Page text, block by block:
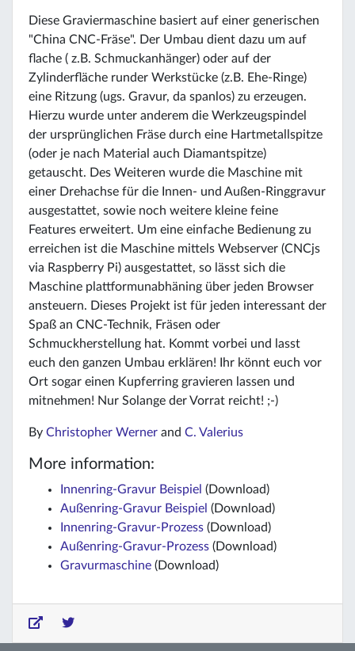
Diese Graviermaschine basiert auf einer generischen
"China CNC-Fräse". Der Umbau dient dazu um auf
flache ( z.B. Schmuckanhänger) oder auf der
Zylinderfläche runder Werkstücke (z.B. Ehe-Ringe)
eine Ritzung (ugs. Gravur, da spanlos) zu erzeugen.
Hierzu wurde unter anderem die Werkzeugspindel
der ursprünglichen Fräse durch eine Hartmetallspitze
(oder je nach Material auch Diamantspitze)
getauscht. Des Weiteren wurde die Maschine mit
einer Drehachse für die Innen- und Außen-Ringgravur
ausgestattet, sowie noch weitere kleine feine
Features erweitert. Um eine einfache Bedienung zu
erreichen ist die Maschine mittels Webserver (CNCjs
via Raspberry Pi) ausgestattet, so lässt sich die
Maschine plattformunabhäning über jeden Browser
ansteuern. Dieses Projekt ist für jeden interessant der
Spaß an CNC-Technik, Fräsen oder
Schmuckherstellung hat. Kommt vorbei und lasst
euch den ganzen Umbau erklären! Ihr könnt euch vor
Ort sogar einen Kupferring gravieren lassen und
mitnehmen! Nur Solange der Vorrat reicht! ;-)
By Christopher Werner and C. Valerius
More information:
Innenring-Gravur Beispiel (Download)
Außenring-Gravur Beispiel (Download)
Innenring-Gravur-Prozess (Download)
Außenring-Gravur-Prozess (Download)
Gravurmaschine (Download)